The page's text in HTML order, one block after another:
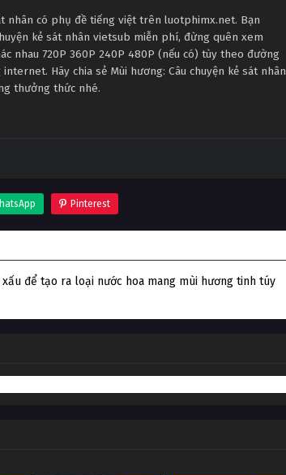
nhân có phụ đề tiếng việt trên luotphimx.net. Bạn
kẻ sát nhân vietsub miễn phí, đừng quên xem
nhau 720P 360P 240P 480P (nếu có) tùy theo đường
Hãy chia sẻ Mùi hương: Câu chuyện kẻ sát nhân
thưởng thức nhé.
Pinterest
để tạo ra loại nước hoa mang mùi hương tinh túy